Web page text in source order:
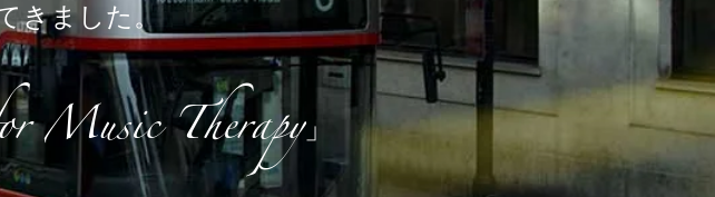
きました。
Music Therapy」